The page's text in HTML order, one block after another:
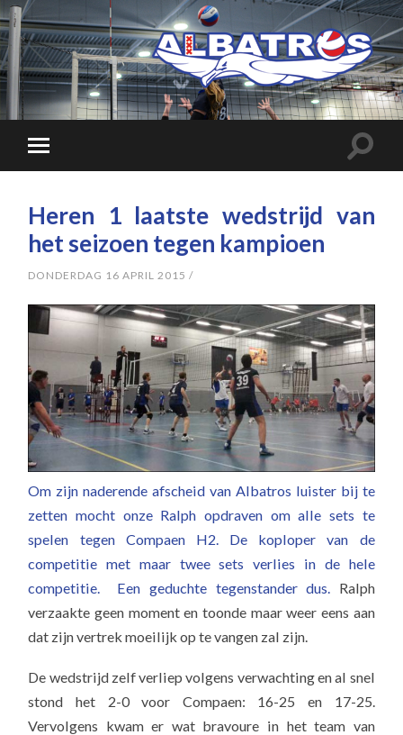
Heren 1 laatste wedstrijd van
het seizoen tegen kampioen
DONDERDAG 16 APRIL 2015 /
Om zijn naderende afscheid van Albatros luister bij te
zetten mocht onze Ralph opdraven om alle sets te
spelen tegen Compaen H2. De koploper van de
competitie met maar twee sets verlies in de hele
competitie. Een geduchte tegenstander dus. Ralph
verzaakte geen moment en toonde maar weer eens aan
dat zijn vertrek moeilijk op te vangen zal zijn.
De wedstrijd zelf verliep volgens verwachting en al snel
stond het 2-0 voor Compaen: 16-25 en 17-25.
Vervolgens kwam er wat bravoure in het team van